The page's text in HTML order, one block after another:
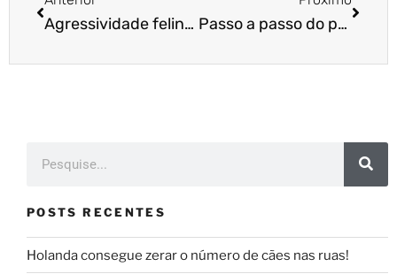
Agressividade felina: o que fazer? Passo a passo do processo de cobrança de boleto
POSTS RECENTES
Holanda consegue zerar o número de cães nas ruas!